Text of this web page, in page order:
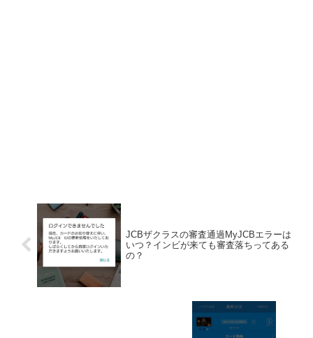
JCBザクラスの審査通過MyJCBエラーは
いつ？インビが来ても審査落ちってある
の？